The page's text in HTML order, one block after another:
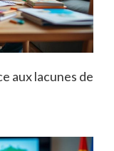
aux lacunes de